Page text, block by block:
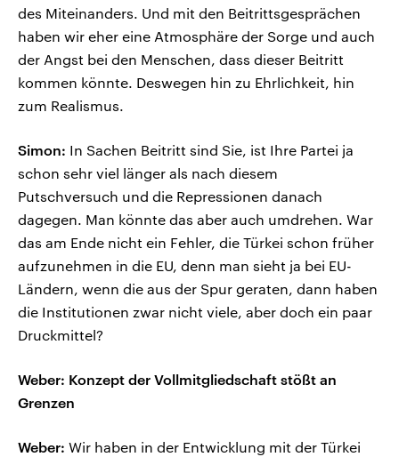
des Miteinanders. Und mit den Beitrittsgesprächen
haben wir eher eine Atmosphäre der Sorge und auch
der Angst bei den Menschen, dass dieser Beitritt
kommen könnte. Deswegen hin zu Ehrlichkeit, hin
zum Realismus.
Simon: In Sachen Beitritt sind Sie, ist Ihre Partei ja
schon sehr viel länger als nach diesem
Putschversuch und die Repressionen danach
dagegen. Man könnte das aber auch umdrehen. War
das am Ende nicht ein Fehler, die Türkei schon früher
aufzunehmen in die EU, denn man sieht ja bei EU-
Ländern, wenn die aus der Spur geraten, dann haben
die Institutionen zwar nicht viele, aber doch ein paar
Druckmittel?
Weber: Konzept der Vollmitgliedschaft stößt an
Grenzen
Weber: Wir haben in der Entwicklung mit der Türkei